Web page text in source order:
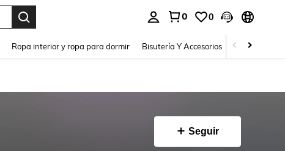
0 0
Ropa interior y ropa para dormir Bisutería Y Accesorios Zapatos
Seguir